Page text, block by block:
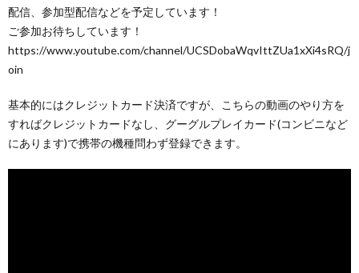
配信、参加型配信などを予定しています！
ご参加お待ちしています！
https://www.youtube.com/channel/UCSDobaWqvIttZUa1xXi4sRQ/j
oin
基本的にはクレジットカード決済ですが、こちらの動画のやり方を
すればクレジットカードなし、グーグルプレイカード(コンビニなど
にあります)で携帯の機種問わず登録できます。